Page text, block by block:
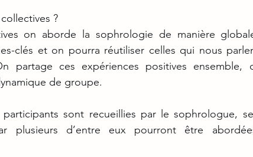
?
on aborde la sophrologie de manière
clés et on pourra réutiliser celles qui nous
partage ces expériences positives ensemble,
de groupe.
sont recueillies par le sophrologue,
plusieurs d’entre eux pourront être